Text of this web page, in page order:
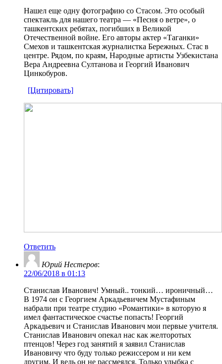
Нашел еще одну фотографию со Стасом. Это особый
спектакль для нашего театра — «Песня о ветре», о
ташкентских ребятах, погибших в Великой
Отечественной войне. Его авторы актер «Таганки»
Смехов и ташкентская журналистка Бережных. Стас в
центре. Рядом, по краям, Народные артисты Узбекистана
Вера Андреевна Султанова и Георгий Иванович
Цинкобуров.
[Цитировать]
Ответить
Юрий Нестеров:
22/06/2018 в 01:13
Станислав Иванович! Умный.. тонкий… ироничный…
В 1974 он с Георгием Аркадьевичем Мустафиным
набрали при театре студию «Романтики» в которую я
имел фантастическое счастье попасть! Георгий
Аркадьевич и Станислав Иванович мои первые учителя.
Станислав Иванович опекал нас как желторотых
птенцов! Через год занятий я заявил Станислав
Ивановичу что буду только режиссером и ни кем
другим. И ведь он не рассмеялся. Только улыбка с